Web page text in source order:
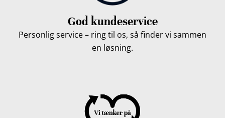
God kundeservice
Personlig service – ring til os, så finder vi sammen
en løsning.